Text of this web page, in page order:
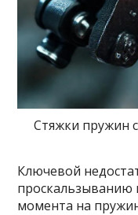
Стяжки пружин
Ключевой
проскальзыванию
момента на